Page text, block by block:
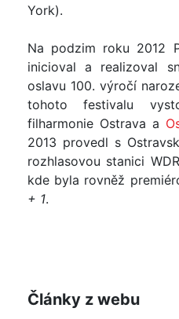
York).
Na podzim roku 2012
inicioval a realizoval
oslavu 100. výročí
tohoto festivalu
filharmonie Ostrava a
2013 provedl s
rozhlasovou stanici
kde byla rovněž
+ 1.
Články z webu